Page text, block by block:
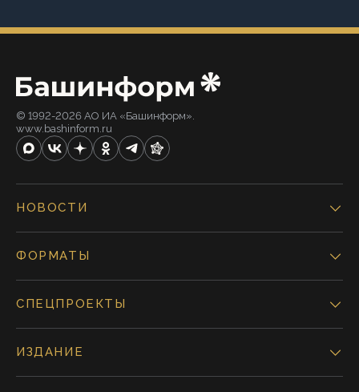
© 1992-2026 АО ИА «Башинформ».
www.bashinform.ru
НОВОСТИ
ФОРМАТЫ
СПЕЦПРОЕКТЫ
ИЗДАНИЕ